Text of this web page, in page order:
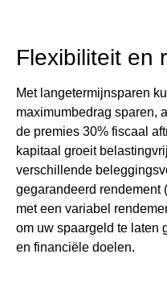
Flexibiliteit en
Met langetermijnsparen
maximumbedrag sparen,
de premies 30% fiscaal
kapitaal groeit
verschillende
gegarandeerd rendement
met een variabel
om uw spaargeld te laten
en financiële doelen.